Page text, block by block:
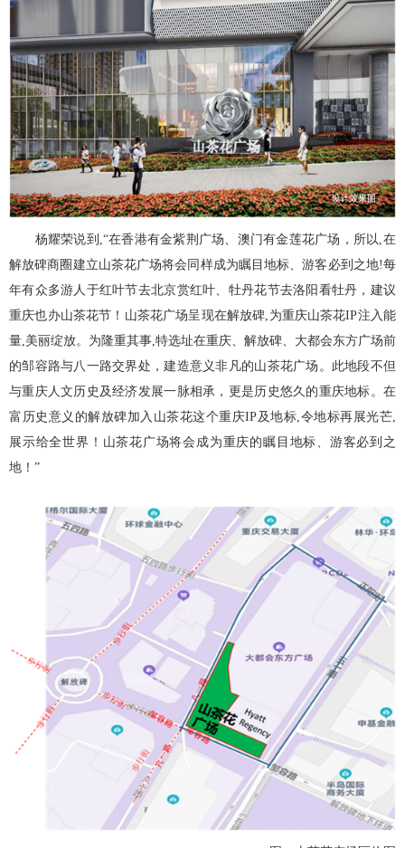
杨耀荣说到,“在香港有金紫荆广场、澳门有金莲花广场，所以,在
解放碑商圈建立山茶花广场将会同样成为瞩目地标、游客必到之地!每
年有众多游人于红叶节去北京赏红叶、牡丹花节去洛阳看牡丹，建议
重庆也办山茶花节！山茶花广场呈现在解放碑,为重庆山茶花IP注入能
量,美丽绽放。为隆重其事,特选址在重庆、解放碑、大都会东方广场前
的邹容路与八一路交界处，建造意义非凡的山茶花广场。此地段不但
与重庆人文历史及经济发展一脉相承，更是历史悠久的重庆地标。在
富历史意义的解放碑加入山茶花这个重庆IP及地标,令地标再展光芒,
展示给全世界！山茶花广场将会成为重庆的瞩目地标、游客必到之
地！”